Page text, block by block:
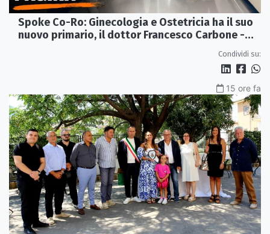
Spoke Co-Ro: Ginecologia e Ostetricia ha il suo
nuovo primario, il dottor Francesco Carbone -
Condividi su:
15 ore fa